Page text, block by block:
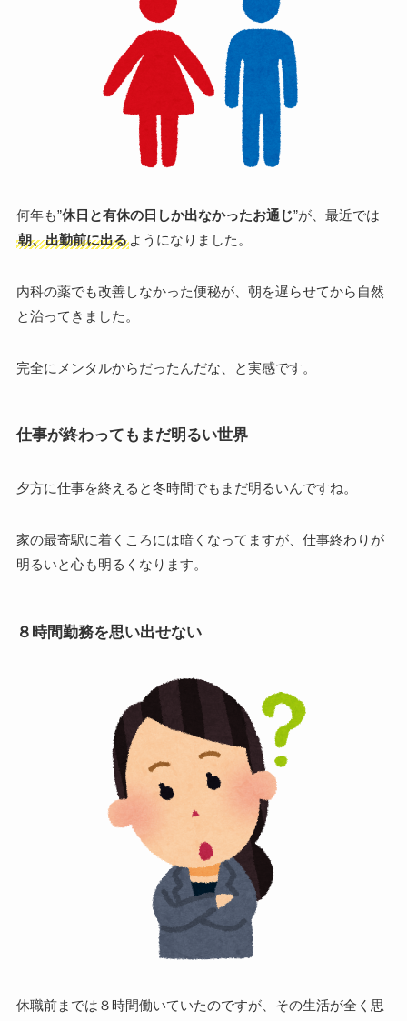
何年も”休日と有休の日しか出なかったお通じ”が、最近では
朝、出勤前に出るようになりました。
内科の薬でも改善しなかった便秘が、朝を遅らせてから自然
と治ってきました。
完全にメンタルからだったんだな、と実感です。
仕事が終わってもまだ明るい世界
夕方に仕事を終えると冬時間でもまだ明るいんですね。
家の最寄駅に着くころには暗くなってますが、仕事終わりが
明るいと心も明るくなります。
８時間勤務を思い出せない
休職前までは８時間働いていたのですが、その生活が全く思